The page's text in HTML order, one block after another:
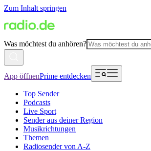
Zum Inhalt springen
Was möchtest du anhören?
App öffnenPrime entdecken
Top Sender
Podcasts
Live Sport
Sender aus deiner Region
Musikrichtungen
Themen
Radiosender von A-Z